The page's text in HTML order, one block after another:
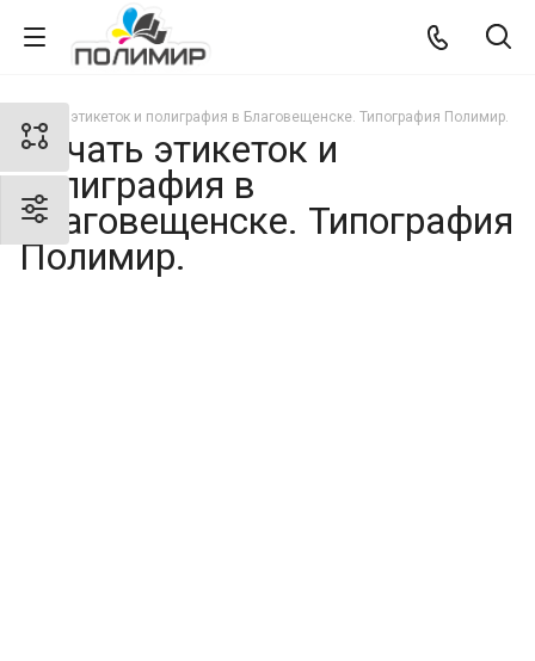
Печать этикеток и полиграфия в Благовещенске. Типография Полимир.
Печать этикеток и
полиграфия в
Благовещенске. Типография
Полимир.